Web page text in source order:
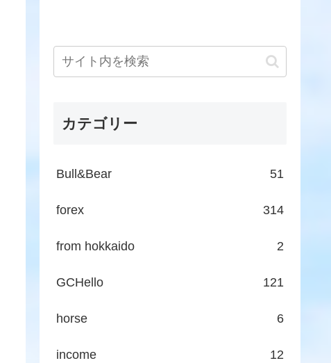
カテゴリー
Bull&Bear 51
forex 314
from hokkaido 2
GCHello 121
horse 6
income 12